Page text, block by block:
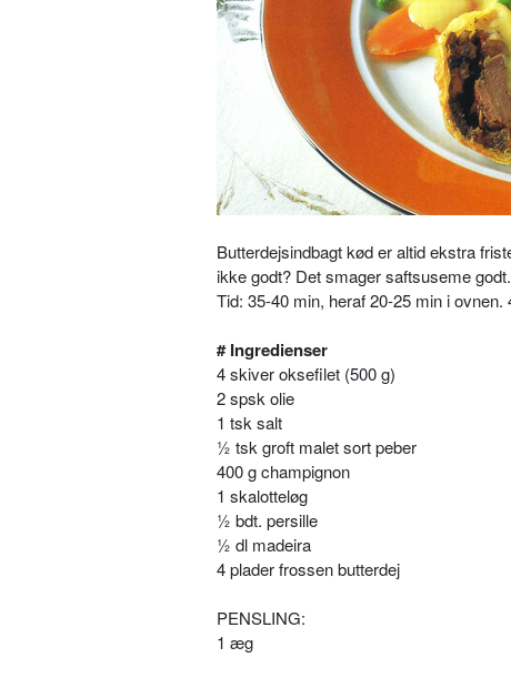
Butterdejsindbagt kød er altid ekstra
ikke godt? Det smager saftsuseme godt.
Tid: 35-40 min, heraf 20-25 min i ovnen.
# Ingredienser
4 skiver oksefilet (500 g)
2 spsk olie
1 tsk salt
½ tsk groft malet sort peber
400 g champignon
1 skalotteløg
½ bdt. persille
½ dl madeira
4 plader frossen butterdej
PENSLING:
1 æg